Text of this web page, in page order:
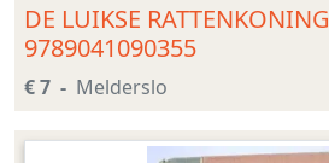
DE LUIKSE RATTENKONING
9789041090355
€ 7 Melderslo